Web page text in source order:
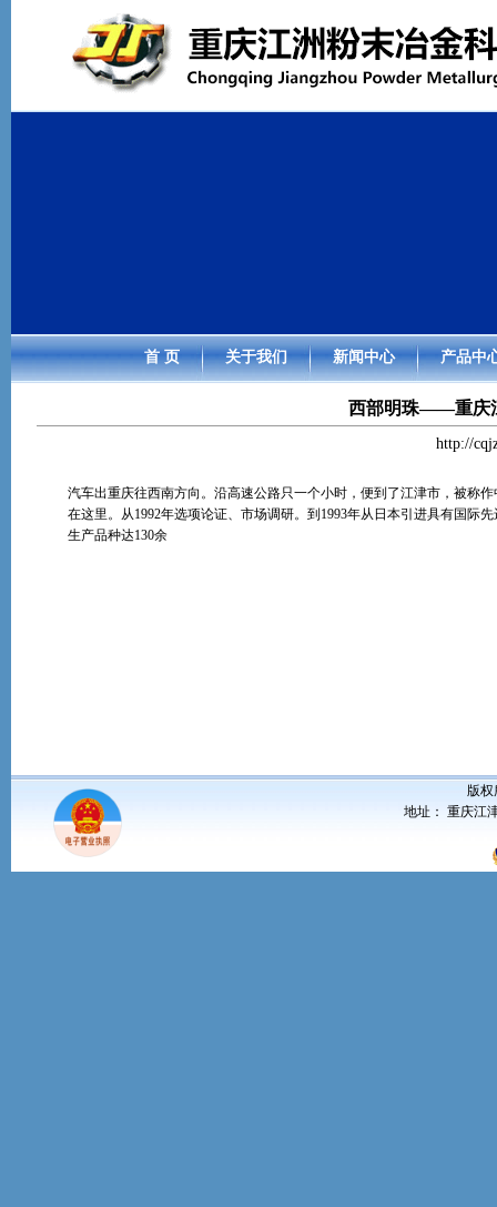
首 页 关于我们 新闻中心 产品中
西部明珠——重庆
http://
汽车出重庆往西南方向。沿高速公路只一个小时，便到了江津市，被称
在这里。从1992年选项论证、市场调研。到1993年从日本引进具有国际
生产品种达130余
版权
地址： 重庆江